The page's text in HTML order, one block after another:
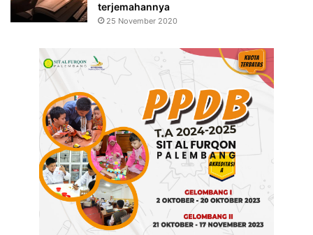
terjemahannya
25 November 2020